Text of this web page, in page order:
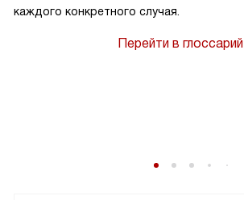
каждого конкретного случая.
Перейти в глоссарий